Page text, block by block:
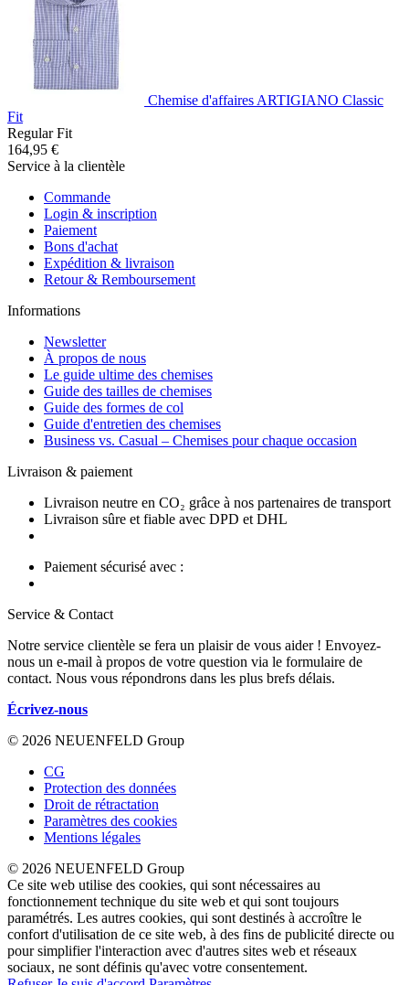
Chemise d'affaires ARTIGIANO Classic
Fit
Regular Fit
164,95 €
Service à la clientèle
Commande
Login & inscription
Paiement
Bons d'achat
Expédition & livraison
Retour & Remboursement
Informations
Newsletter
À propos de nous
Le guide ultime des chemises
Guide des tailles de chemises
Guide des formes de col
Guide d'entretien des chemises
Business vs. Casual – Chemises pour chaque occasion
Livraison & paiement
Livraison neutre en CO₂ grâce à nos partenaires de transport
Livraison sûre et fiable avec DPD et DHL
Paiement sécurisé avec :
Service & Contact
Notre service clientèle se fera un plaisir de vous aider ! Envoyez-
nous un e-mail à propos de votre question via le formulaire de
contact. Nous vous répondrons dans les plus brefs délais.
Écrivez-nous
© 2026 NEUENFELD Group
CG
Protection des données
Droit de rétractation
Paramètres des cookies
Mentions légales
© 2026 NEUENFELD Group
Ce site web utilise des cookies, qui sont nécessaires au
fonctionnement technique du site web et qui sont toujours
paramétrés. Les autres cookies, qui sont destinés à accroître le
confort d'utilisation de ce site web, à des fins de publicité directe ou
pour simplifier l'interaction avec d'autres sites web et réseaux
sociaux, ne sont définis qu'avec votre consentement.